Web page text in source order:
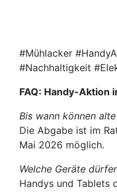
#Mühlacker
#Nachhaltigkeit
FAQ: Handy-Aktion
Bis wann können
Die Abgabe ist im
Mai 2026 möglich.
Welche Geräte
Handys und Tablets